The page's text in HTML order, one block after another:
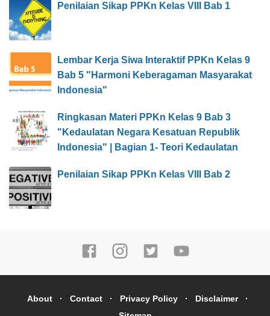
Penilaian Sikap PPKn Kelas VIII Bab 1
Lembar Kerja Siwa Interaktif PPKn Kelas 9
Bab 5 "Harmoni Keberagaman Masyarakat
Indonesia"
Ringkasan Materi PPKn Kelas 9 Bab 3
"Kedaulatan Negara Kesatuan Republik
Indonesia" | Bagian 1- Teori Kedaulatan
Penilaian Sikap PPKn Kelas VIII Bab 2
About Contact Privacy Policy
Disclaimer